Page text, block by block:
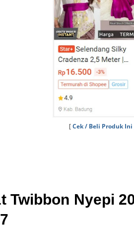
[Cek / Beli Produk Ini
Twibbon Nyepi